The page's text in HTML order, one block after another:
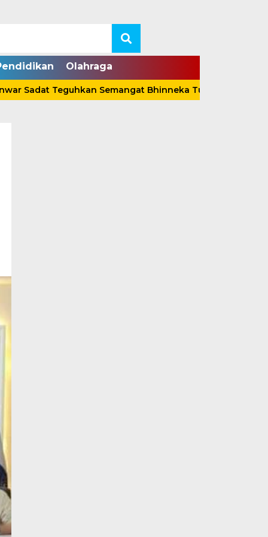
Olahraga
Teguhkan Semangat Bhinneka Tunggal Ika Lewat